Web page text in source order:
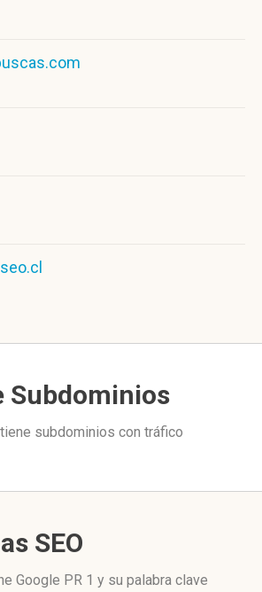
Subdominios
subdominios con tráfico
SEO
Google PR 1 y su palabra clave